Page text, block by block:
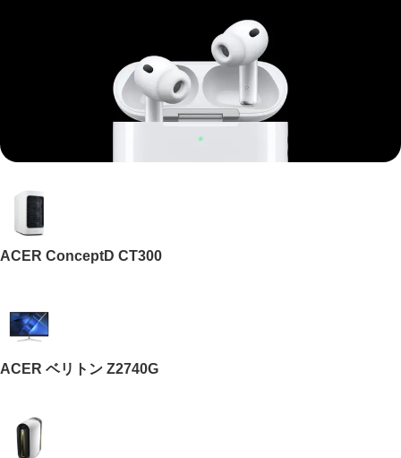
Mi Cordless Screwdriver
AirPods Pro
ACER ConceptD CT300
ACER ベリトン Z2740G